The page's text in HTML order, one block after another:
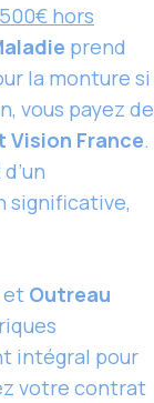
500€ hors
prend
la monture si
vous payez de
Vision France.
significative,
et Outreau
intégral pour
votre contrat